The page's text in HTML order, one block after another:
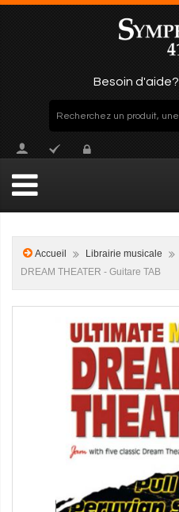
Besoin d'aide?
Accueil Librairie musicale
DREAM THEATER - Guitare TAB